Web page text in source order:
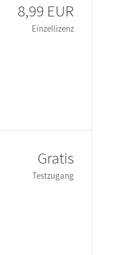
8,99 EUR
Einzellizenz
Gratis
Testzugang